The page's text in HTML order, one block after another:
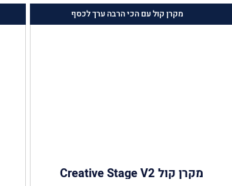
מקרן קול עם הכי הרבה ערך לכסף
מקרן קול Creative Stage V2